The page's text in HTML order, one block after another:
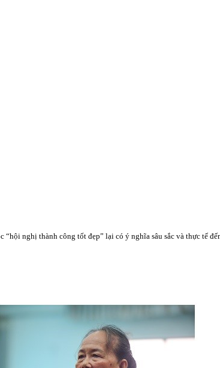
nghị thành công tốt đẹp” lại có ý nghĩa sâu sắc và thực tế